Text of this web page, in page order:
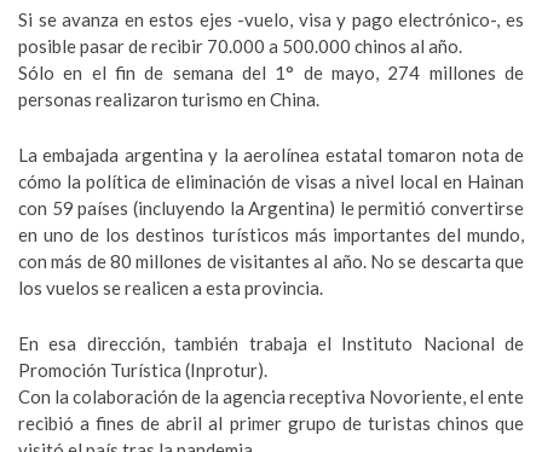
Si se avanza en estos ejes -vuelo, visa y pago electrónico-, es
posible pasar de recibir 70.000 a 500.000 chinos al año.
Sólo en el fin de semana del 1° de mayo, 274 millones de
personas realizaron turismo en China.
La embajada argentina y la aerolínea estatal tomaron nota de
cómo la política de eliminación de visas a nivel local en Hainan
con 59 países (incluyendo la Argentina) le permitió convertirse
en uno de los destinos turísticos más importantes del mundo,
con más de 80 millones de visitantes al año. No se descarta que
los vuelos se realicen a esta provincia.
En esa dirección, también trabaja el Instituto Nacional de
Promoción Turística (Inprotur).
Con la colaboración de la agencia receptiva Novoriente, el ente
recibió a fines de abril al primer grupo de turistas chinos que